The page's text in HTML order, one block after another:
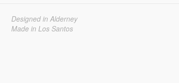
Designed in Alderney
Made in Los Santos